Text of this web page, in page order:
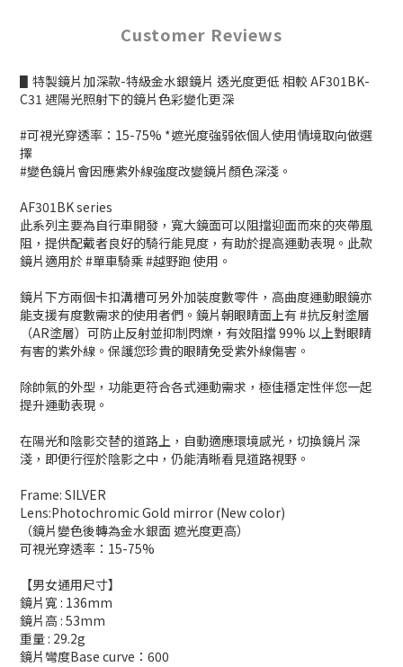
Customer Reviews
▋特製鏡片加深款-特級金水銀鏡片 透光度更低 相較 AF301BK-
C31 遇陽光照射下的鏡片色彩變化更深
#可視光穿透率：15-75% *遮光度強弱依個人使用情境取向做選
擇
#變色鏡片會因應紫外線強度改變鏡片顏色深淺。
AF301BK series
此系列主要為自行車開發，寬大鏡面可以阻擋迎面而來的夾帶風
阻，提供配戴者良好的騎行能見度，有助於提高運動表現。此款
鏡片適用於 #單車騎乘 #越野跑 使用。
鏡片下方兩個卡扣溝槽可另外加裝度數零件，高曲度運動眼鏡亦
能支援有度數需求的使用者們。鏡片朝眼睛面上有 #抗反射塗層
（AR塗層）可防止反射並抑制閃爍，有效阻擋 99% 以上對眼睛
有害的紫外線。保護您珍貴的眼睛免受紫外線傷害。
除帥氣的外型，功能更符合各式運動需求，極佳穩定性伴您一起
提升運動表現。
在陽光和陰影交替的道路上，自動適應環境感光，切換鏡片深
淺，即便行徑於陰影之中，仍能清晰看見道路視野。
Frame: SILVER
Lens:Photochromic Gold mirror (New color)
（鏡片變色後轉為金水銀面 遮光度更高）
可視光穿透率：15-75%
【男女通用尺寸】
鏡片寬 : 136mm
鏡片高 : 53mm
重量 : 29.2g
鏡片彎度Base curve：600